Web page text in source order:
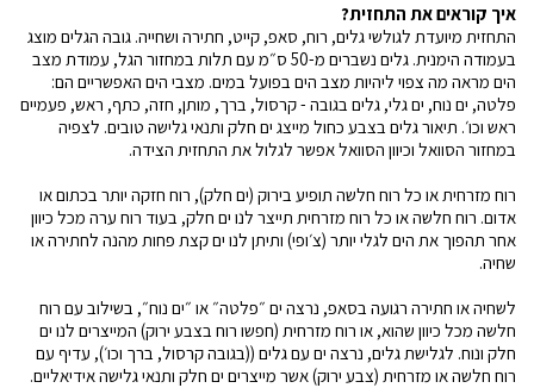
איך קוראים את התחזית?
התחזית מיועדת לגולשי גלים, רוח, סאפ, קייט, חתירה ושחייה. גובה הגלים מוצג
בעמודה הימנית. גלים נשברים מ-50 ס״מ עם תלות במחזור הגל, עמודת מצב
הים מראה מה צפוי ליהיות מצב הים בפועל במים. מצבי הים האפשריים הם:
פלטה, ים נוח, ים גלי, גלים בגובה - קרסול, ברך, מותן, חזה, כתף, ראש, פעמיים
ראש וכו׳. תיאור גלים בצבע כחול מייצג ים חלק ותנאי גלישה טובים. לצפיה
במחזור הסוואל וכיוון הסוואל אפשר לגלול את התחזית הצידה.
רוח מזרחית או כל רוח חלשה תופיע בירוק (ים חלק), רוח חזקה יותר בכתום או
אדום. רוח חלשה או כל רוח מזרחית תייצר לנו ים חלק, בעוד רוח ערה מכל כיוון
אחר תהפוך את הים לגלי יותר (צ׳ופי) ותיתן לנו ים קצת פחות מהנה לחתירה או
שחיה.
לשחיה או חתירה רגועה בסאפ, נרצה ים ״פלטה״ או ״ים נוח״, בשילוב עם רוח
חלשה מכל כיוון שהוא, או רוח מזרחית (חפשו רוח בצבע ירוק) המייצרים לנו ים
חלק ונוח. לגלישת גלים, נרצה ים עם גלים ((בגובה קרסול, ברך וכו׳), עדיף עם
רוח חלשה או מזרחית (צבע ירוק) אשר מייצרים ים חלק ותנאי גלישה אידיאליים.